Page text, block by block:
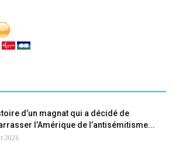
d’un magnat qui a décidé de
l’Amérique de l’antisémitisme...
2026